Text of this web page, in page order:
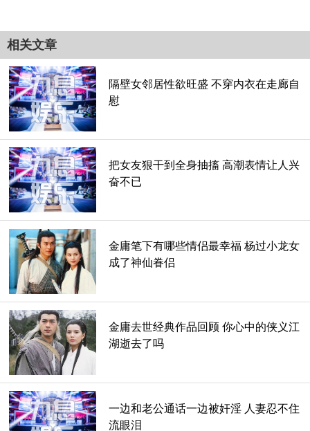
历史，或者被历史做左右，书中人物的人生观和最终的命运，
也和时代紧密联系。比如郭靖曾见证过蒙古大军屠城，这个和
他后期“侠之大者为国为民”的思想是有紧密关联的，所以才会
有后来的殉城，不得不说，他身处的时代和他的个人际遇决定
了他的思想，进而又决定了他的命运。
写作手法来说，
差别太大，完全不同，古龙当年写作据说是按行付钱的，结果
某种程度上成就了他特殊的文字风格。金庸的手法很有古文底
蕴，所以他写历史背景的东西不是不犯错，但是就文字上到底
驾重就轻。
嗯，放一段感受一下。‘
很经典，也很多段。
金庸小说比如 天龙八部的第一章叫 青衫磊落险峰行
再比如《神雕侠侣》
相关文章
隔壁女邻居性欲旺盛 不穿内衣在走廊自
慰
把女友狠干到全身抽搐 高潮表情让人兴
奋不已
金庸笔下有哪些情侣最幸福 杨过小龙女
成了神仙眷侣
金庸去世经典作品回顾 你心中的侠义江
湖逝去了吗
一边和老公通话一边被奸淫 人妻忍不住
流眼泪